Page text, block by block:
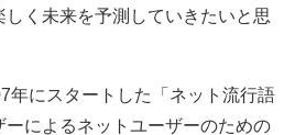
く未来を予測していきたいと思
にスタートした「ネット流行語
によるネットユーザーのための